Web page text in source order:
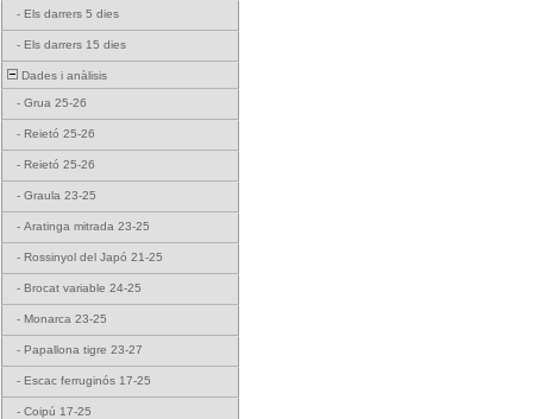
- Els darrers 5 dies
- Els darrers 15 dies
Dades i anàlisis
- Grua 25-26
- Reietó 25-26
- Reietó 25-26
- Graula 23-25
- Aratinga mitrada 23-25
- Rossinyol del Japó 21-25
- Brocat variable 24-25
- Monarca 23-25
- Papallona tigre 23-27
- Escac ferruginós 17-25
- Coipú 17-25